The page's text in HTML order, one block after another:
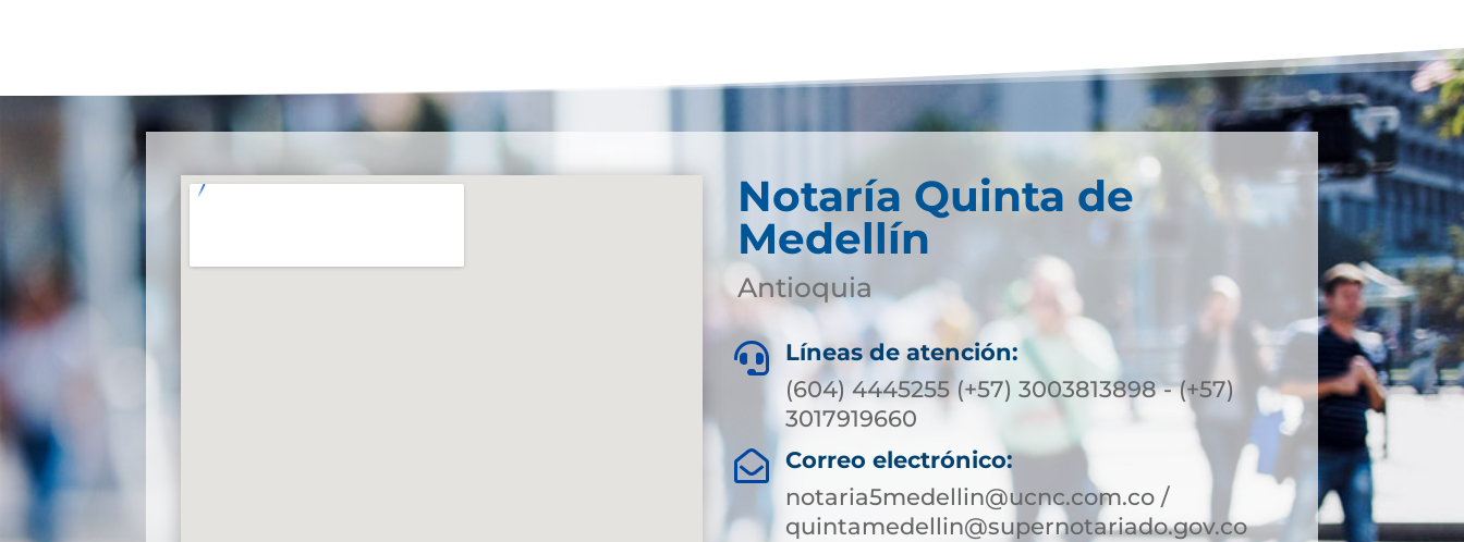
Notaría Quinta de
Medellín
Antioquia

Líneas de atención:
(604) 4445255 (+57) 3003813898 - (+57)
3017919660

Correo electrónico:
notaria5medellin@ucnc.com.co /
quintamedellin@supernotariado.gov.co